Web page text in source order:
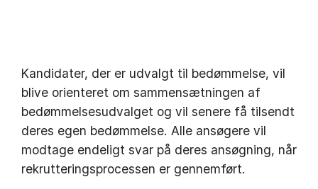
Kandidater, der er udvalgt til bedømmelse, vil
blive orienteret om sammensætningen af
bedømmelsesudvalget og vil senere få tilsendt
deres egen bedømmelse. Alle ansøgere vil
modtage endeligt svar på deres ansøgning, når
rekrutteringsprocessen er gennemført.